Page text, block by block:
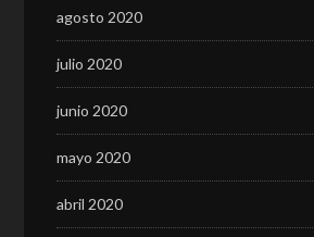
agosto 2020
julio 2020
junio 2020
mayo 2020
abril 2020